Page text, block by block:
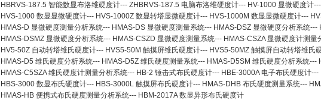
HBRVS-187.5 智能数显布洛维硬度计--- ZHBRVS-187.5 电脑布洛维硬度计--- HV-1000 显微硬度计---
HVS-1000 数显显微硬度计--- HVS-1000Z 数显转塔显微硬度计--- HVS-1000M 数显显微硬度计---
HMAS-D 显微硬度测量分析系统--- HMAS-DS 显微硬度测量系统--- HMAS-DSZ 显微硬度分析系统---
HMAS-DSMZ 显微硬度分析系统--- HMAS-CSZD 显微硬度测量系统--- HMAS-CSZA 显微硬度计测量
HV5-50Z 自动转塔维氏硬度计--- HVS5-50M 触摸屏维氏硬度计--- HVS5-50MZ 触摸屏自动转塔维氏
HMAS-D5 维氏硬度分析系统--- HMAS-D5Z 维氏硬度测量系统--- HMAS-D5SM 维氏硬度分析系统---
HMAS-C5SZA 维氏硬度计测量分析系统--- HB-2 锤击式布氏硬度计--- HBE-3000A 电子布氏硬度计---
HBS-3000 数显布氏硬度计--- HBS-3000L 触摸屏布氏硬度计--- HMAS-DHB 布氏硬度测量系统---
HMAS-HB 便携式布氏硬度测量分析系统--- HBM-2017A 数显异形布氏硬度计